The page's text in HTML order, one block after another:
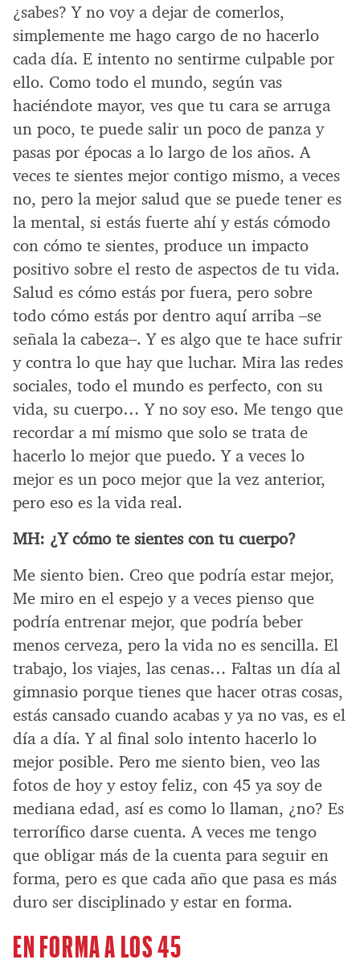
¿sabes? Y no voy a dejar de comerlos,
simplemente me hago cargo de no hacerlo
cada día. E intento no sentirme culpable por
ello. Como todo el mundo, según vas
haciéndote mayor, ves que tu cara se arruga
un poco, te puede salir un poco de panza y
pasas por épocas a lo largo de los años. A
veces te sientes mejor contigo mismo, a veces
no, pero la mejor salud que se puede tener es
la mental, si estás fuerte ahí y estás cómodo
con cómo te sientes, produce un impacto
positivo sobre el resto de aspectos de tu vida.
Salud es cómo estás por fuera, pero sobre
todo cómo estás por dentro aquí arriba –se
señala la cabeza–. Y es algo que te hace sufrir
y contra lo que hay que luchar. Mira las redes
sociales, todo el mundo es perfecto, con su
vida, su cuerpo… Y no soy eso. Me tengo que
recordar a mí mismo que solo se trata de
hacerlo lo mejor que puedo. Y a veces lo
mejor es un poco mejor que la vez anterior,
pero eso es la vida real.
MH: ¿Y cómo te sientes con tu cuerpo?
Me siento bien. Creo que podría estar mejor,
Me miro en el espejo y a veces pienso que
podría entrenar mejor, que podría beber
menos cerveza, pero la vida no es sencilla. El
trabajo, los viajes, las cenas… Faltas un día al
gimnasio porque tienes que hacer otras cosas,
estás cansado cuando acabas y ya no vas, es el
día a día. Y al final solo intento hacerlo lo
mejor posible. Pero me siento bien, veo las
fotos de hoy y estoy feliz, con 45 ya soy de
mediana edad, así es como lo llaman, ¿no? Es
terrorífico darse cuenta. A veces me tengo
que obligar más de la cuenta para seguir en
forma, pero es que cada año que pasa es más
duro ser disciplinado y estar en forma.
EN FORMA A LOS 45